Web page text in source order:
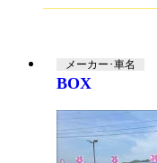
メーカー･車名
BOX